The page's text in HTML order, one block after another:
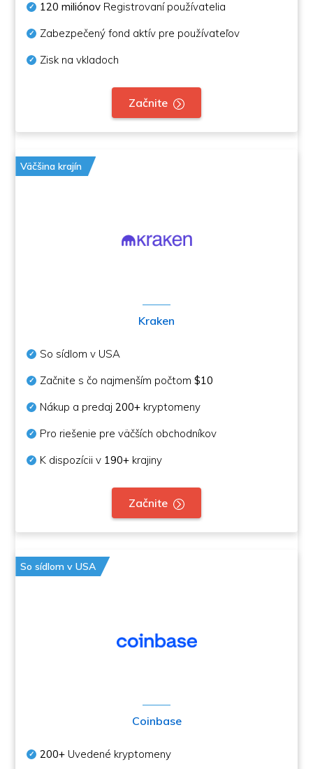
120 miliónov Registrovaní používatelia
Zabezpečený fond aktív pre používateľov
Zisk na vkladoch
Začnite
Väčšina krajín
Kraken
So sídlom v USA
Začnite s čo najmenším počtom$10
Nákup a predaj200+ kryptomeny
Pro riešenie pre väčších obchodníkov
K dispozícii v 190+ krajiny
Začnite
So sídlom v USA
Coinbase
200+ Uvedené kryptomeny